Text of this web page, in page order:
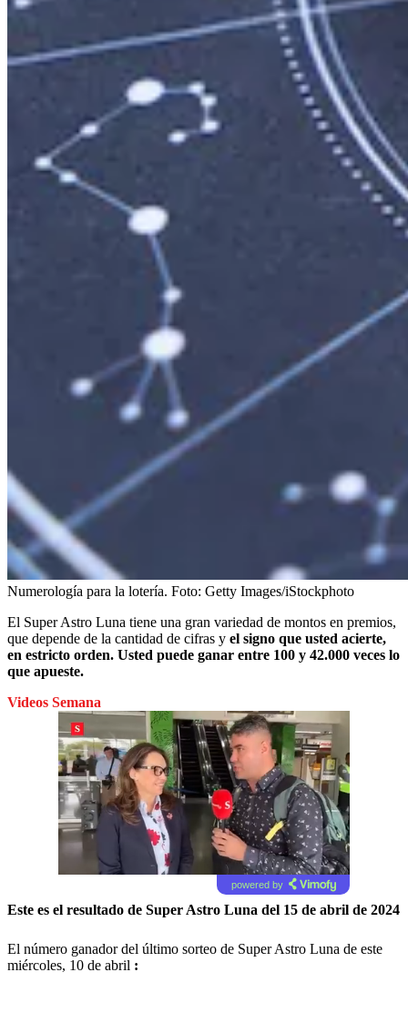
Numerología para la lotería. Foto: Getty Images/iStockphoto
El Super Astro Luna tiene una gran variedad de montos en premios,
que depende de la cantidad de cifras y el signo que usted acierte,
en estricto orden. Usted puede ganar entre 100 y 42.000 veces lo
que apueste.
Videos Semana
powered by
Este es el resultado de Super Astro Luna del 15 de abril de 2024
El número ganador del último sorteo de Super Astro Luna de este
miércoles, 10 de abril :